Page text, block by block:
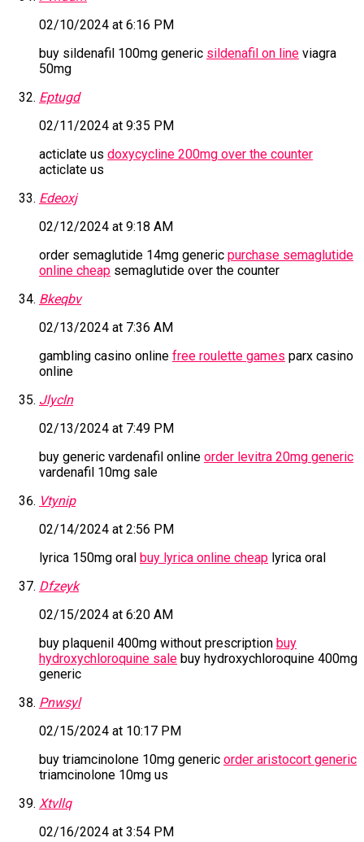
02/10/2024 at 6:16 PM
buy sildenafil 100mg generic sildenafil on line viagra
50mg
Eptugd
02/11/2024 at 9:35 PM
acticlate us doxycycline 200mg over the counter
acticlate us
Edeoxj
02/12/2024 at 9:18 AM
order semaglutide 14mg generic purchase semaglutide
online cheap semaglutide over the counter
Bkeqbv
02/13/2024 at 7:36 AM
gambling casino online free roulette games parx casino
online
Jlycln
02/13/2024 at 7:49 PM
buy generic vardenafil online order levitra 20mg generic
vardenafil 10mg sale
Vtynip
02/14/2024 at 2:56 PM
lyrica 150mg oral buy lyrica online cheap lyrica oral
Dfzeyk
02/15/2024 at 6:20 AM
buy plaquenil 400mg without prescription buy
hydroxychloroquine sale buy hydroxychloroquine 400mg
generic
Pnwsyl
02/15/2024 at 10:17 PM
buy triamcinolone 10mg generic order aristocort generic
triamcinolone 10mg us
Xtvllq
02/16/2024 at 3:54 PM